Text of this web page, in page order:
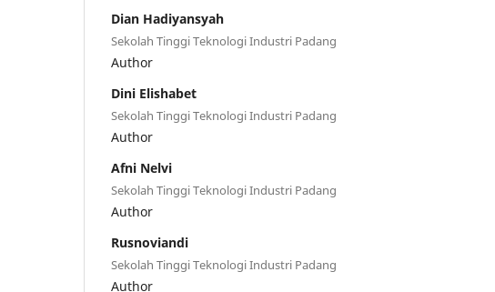
Dian Hadiyansyah
Sekolah Tinggi Teknologi Industri Padang
Author
Dini Elishabet
Sekolah Tinggi Teknologi Industri Padang
Author
Afni Nelvi
Sekolah Tinggi Teknologi Industri Padang
Author
Rusnoviandi
Sekolah Tinggi Teknologi Industri Padang
Author